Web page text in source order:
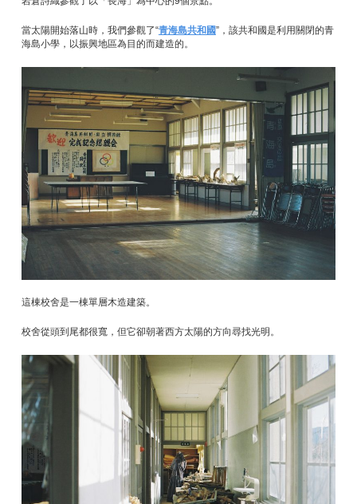
當太陽開始落山時，我們參觀了“青海島共和國”，該共和國是利用關閉的青
海島小學，以振興地區為目的而建造的。
這棟校舍是一棟單層木造建築。
校舍從頭到尾都很寬，但它卻朝著西方太陽的方向尋找光明。